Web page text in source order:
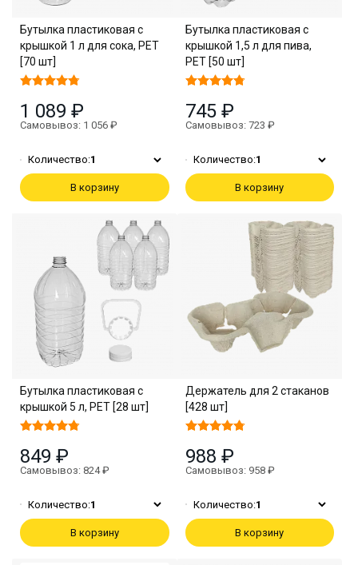
Бутылка пластиковая с
крышкой 1 л для сока, PET
[70 шт]
1 089 ₽
Самовывоз: 1 056 ₽
Количество:1
В корзину
Бутылка пластиковая с
крышкой 1,5 л для пива,
PET [50 шт]
745 ₽
Самовывоз: 723 ₽
Количество:1
В корзину
Бутылка пластиковая с
крышкой 5 л, PET [28 шт]
849 ₽
Самовывоз: 824 ₽
Количество:1
В корзину
Держатель для 2 стаканов
[428 шт]
988 ₽
Самовывоз: 958 ₽
Количество:1
В корзину